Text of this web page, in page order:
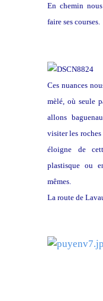
En chemin
faire ses courses.
Ces nuances
mèlé, où seule
allons
visiter les roches
éloigne de
plastisque ou
mêmes.
La route de